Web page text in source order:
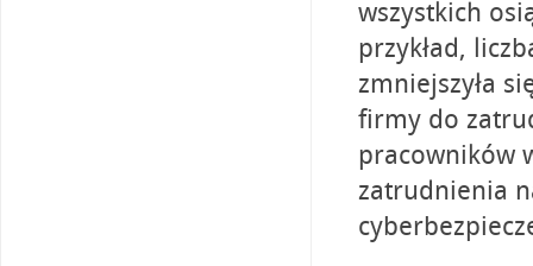
wszystkich
przykład,
zmniejszyła
firmy do
pracowników
zatrudnienia